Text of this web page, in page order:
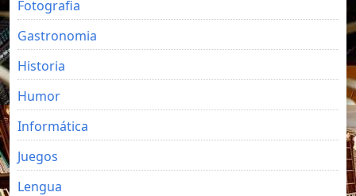
Fotografia
Gastronomia
Historia
Humor
Informática
Juegos
Lengua